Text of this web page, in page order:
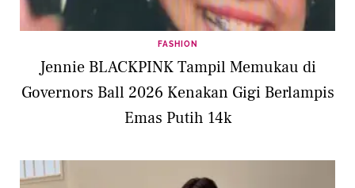
FASHION
Jennie BLACKPINK Tampil Memukau di
Governors Ball 2026 Kenakan Gigi Berlampis
Emas Putih 14k